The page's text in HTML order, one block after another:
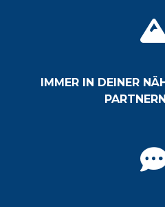
IMMER IN DEINER